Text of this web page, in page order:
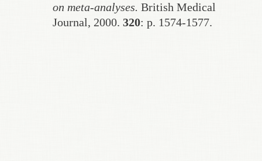
on meta-analyses. British Medical
Journal, 2000. 320: p. 1574-1577.